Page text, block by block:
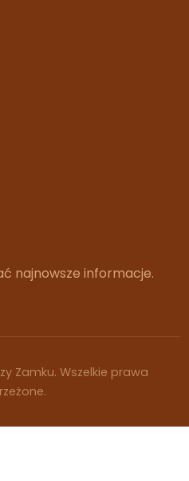
najnowsze informacje.
Zamku. Wszelkie prawa